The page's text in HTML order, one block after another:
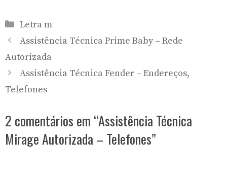
Categorias
Letra m
Assistência Técnica Prime Baby – Rede
Autorizada
Assistência Técnica Fender – Endereços,
Telefones
2 comentários em “Assistência Técnica
Mirage Autorizada – Telefones”